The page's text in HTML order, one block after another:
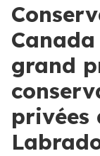
grand
privées